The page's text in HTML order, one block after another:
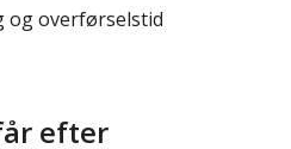
og overførselstid
efter